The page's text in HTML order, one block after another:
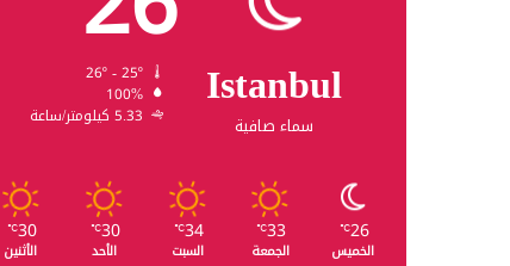
Istanbul
سماء صافية
100%
5.33 كيلومتر/ساعة
26
℃
الخميس
33
℃
الجمعة
34
℃
السبت
30
℃
الأحد
30
℃
الأثنين